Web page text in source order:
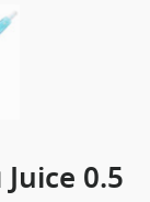
0.5